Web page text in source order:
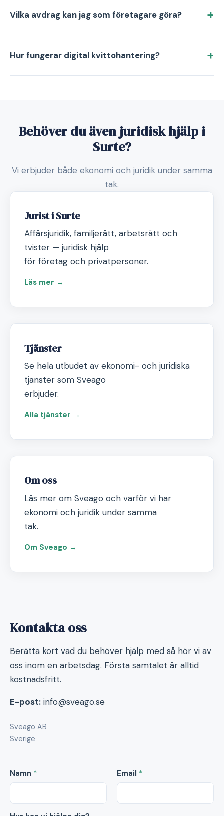
Vilka avdrag kan jag som företagare göra?
Hur fungerar digital kvittohantering?
Behöver du även juridisk hjälp i
Surte?
Vi erbjuder både ekonomi och juridik under samma
tak.
Jurist i Surte
Affärsjuridik, familjerätt, arbetsrätt och
tvister — juridisk hjälp
för företag och privatpersoner.
Läs mer →
Tjänster
Se hela utbudet av ekonomi- och juridiska
tjänster som Sveago
erbjuder.
Alla tjänster →
Om oss
Läs mer om Sveago och varför vi har
ekonomi och juridik under samma
tak.
Om Sveago →
Kontakta oss
Berätta kort vad du behöver hjälp med så hör vi av
oss inom en arbetsdag. Första samtalet är alltid
kostnadsfritt.
E-post: info@sveago.se
Sveago AB
Sverige
Namn * Email *